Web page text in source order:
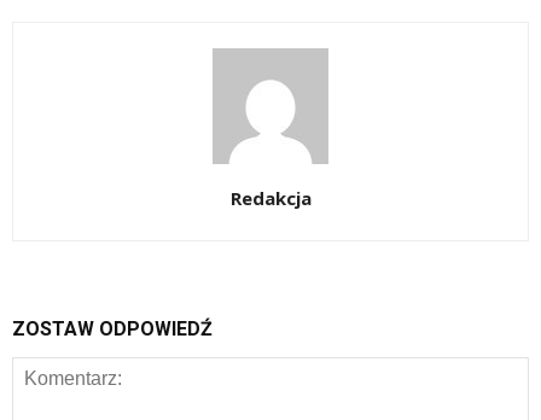
Redakcja
ZOSTAW ODPOWIEDŹ